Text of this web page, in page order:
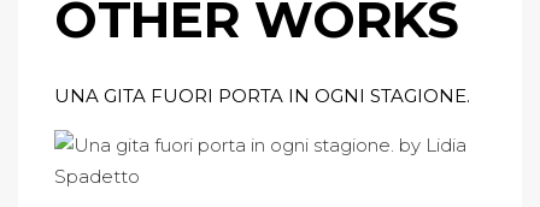
OTHER WORKS
UNA GITA FUORI PORTA IN OGNI STAGIONE.